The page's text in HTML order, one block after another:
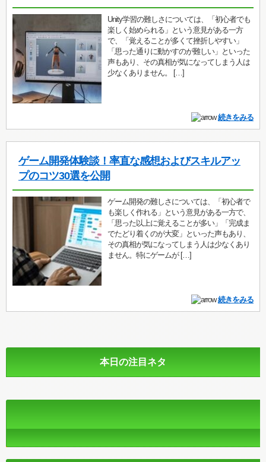
Unity学習の難しさについては、「初心者でも
楽しく始められる」という意見がある一方
で、「覚えることが多くて挫折しやすい」
「思った通りに動かすのが難しい」といった
声もあり、その真相が気になってしまう人は
少なくありません。 […]
続きをみる
ゲーム開発体験談！率直な感想およびスキルアッ
プのコツ30選を公開
ゲーム開発の難しさについては、「初心者で
も楽しく作れる」という意見がある一方で、
「思った以上に覚えることが多い」「完成ま
でたどり着くのが大変」といった声もあり、
その真相が気になってしまう人は少なくあり
ません。特にゲームが […]
続きをみる
本日の注目ネタ